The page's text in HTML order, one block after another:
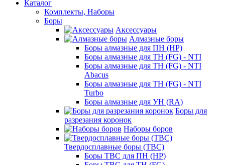
Каталог
Комплекты, Наборы
Боры
Аксессуары
Алмазные боры
Боры алмазные для ПН (HP)
Боры алмазные для ТН (FG) - NTI
Боры алмазные для ТН (FG) - NTI
Abacus
Боры алмазные для ТН (FG) - NTI
Turbo
Боры алмазные для УН (RA)
Боры для
разрезания коронок
Наборы боров
Твердосплавные боры (ТВС)
Боры ТВС для ПН (HP)